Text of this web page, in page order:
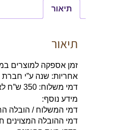
תיאור
תיאור
זמן אספקה למוצרים
אחריות: שנה ע”י חברת Vidms
דמי משלוח:
מידע נוסף:
דמי המשלוח / הובלה
דמי ההובלה המצוינים